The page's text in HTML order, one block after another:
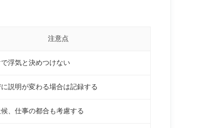
注意点
浮気と決めつけない
説明が変わる場合は記録する
、仕事の都合も考慮する